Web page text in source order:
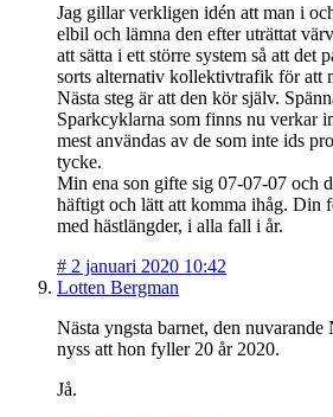
Jag gillar verkligen idén att man i
elbil och lämna den efter uträttat
att sätta i ett större system så att det
sorts alternativ kollektivtrafik för att
Nästa steg är att den kör själv.
Sparkcyklarna som finns nu verkar
mest användas av de som inte ids
tycke.
Min ena son gifte sig 07-07-07 och
häftigt och lätt att komma ihåg. Din
med hästlängder, i alla fall i år.
# 2 januari 2020 10:42
Lotten Bergman
Nästa yngsta barnet, den
nyss att hon fyller 20 år 2020.
Jå.